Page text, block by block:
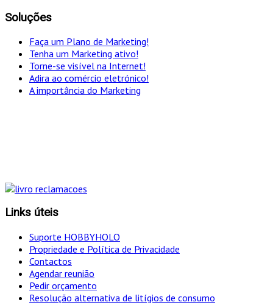
Soluções
Faça um Plano de Marketing!
Tenha um Marketing ativo!
Torne-se visível na Internet!
Adira ao comércio eletrónico!
A importância do Marketing
Links úteis
Suporte HOBBYHOLO
Propriedade e Política de Privacidade
Contactos
Agendar reunião
Pedir orçamento
Resolução alternativa de litígios de consumo